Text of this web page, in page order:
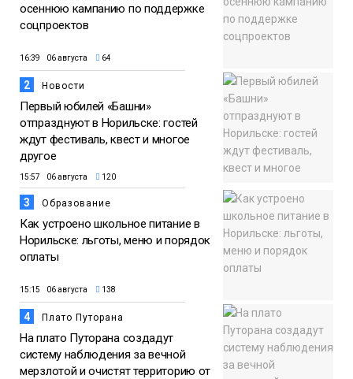
осеннюю кампанию по поддержке
соцпроектов
16:39 06 августа 64
2 Новости
Первый юбилей «Башни»
отпразднуют в Норильске: гостей
ждут фестиваль, квест и многое
другое
15:57 06 августа 120
3 Образование
Как устроено школьное питание в
Норильске: льготы, меню и порядок
оплаты
15:15 06 августа 138
4 Плато Путорана
На плато Путорана создадут
систему наблюдения за вечной
мерзлотой и очистят территорию от